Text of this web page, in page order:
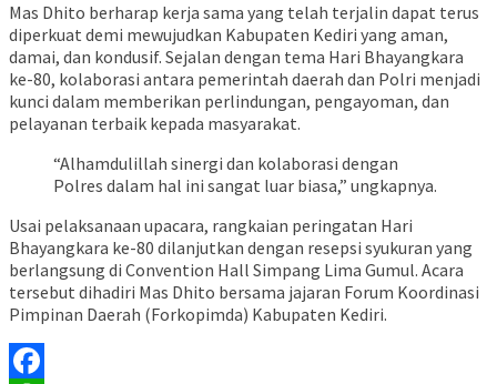
Mas Dhito berharap kerja sama yang telah terjalin dapat terus
diperkuat demi mewujudkan Kabupaten Kediri yang aman,
damai, dan kondusif. Sejalan dengan tema Hari Bhayangkara
ke-80, kolaborasi antara pemerintah daerah dan Polri menjadi
kunci dalam memberikan perlindungan, pengayoman, dan
pelayanan terbaik kepada masyarakat.
“Alhamdulillah sinergi dan kolaborasi dengan
Polres dalam hal ini sangat luar biasa,” ungkapnya.
Usai pelaksanaan upacara, rangkaian peringatan Hari
Bhayangkara ke-80 dilanjutkan dengan resepsi syukuran yang
berlangsung di Convention Hall Simpang Lima Gumul. Acara
tersebut dihadiri Mas Dhito bersama jajaran Forum Koordinasi
Pimpinan Daerah (Forkopimda) Kabupaten Kediri.